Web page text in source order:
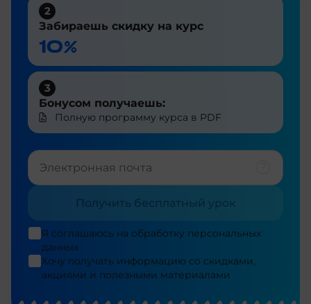
2
Забираешь скидку на курс
10%
3
Бонусом получаешь:
Полную программу курса в PDF
Получить бесплатный урок
Я соглашаюсь на обработку персональных
данных
Хочу получать информацию со скидками,
акциями и полезными материалами